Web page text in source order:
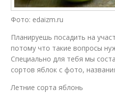
Фото: edaizm.ru
Планируешь посадить на
потому что такие вопросы
Специально для тебя мы
сортов яблок с фото,
Летние сорта яблонь